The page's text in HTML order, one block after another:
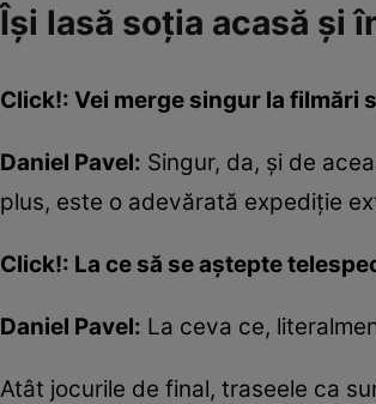
Își lasă soția acasă și
Click!: Vei merge singur la filmări
Daniel Pavel: Singur, da, şi de
plus, este o adevărată expediție
Click!: La ce să se aștepte
Daniel Pavel: La ceva ce,
Atât jocurile de final, traseele ca